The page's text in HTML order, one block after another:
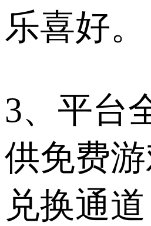
乐喜好。
3、平台
供免费
兑换通